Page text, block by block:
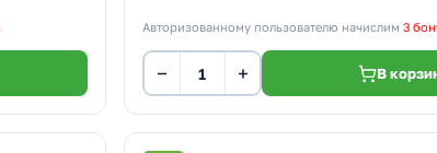
Авторизованному пользователю начислим 3
− + В